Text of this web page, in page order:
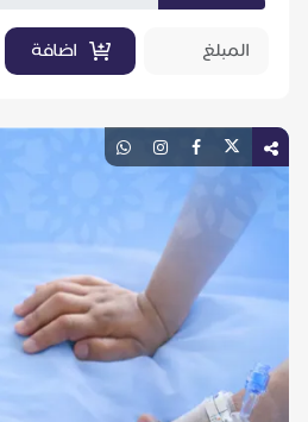
اضافة